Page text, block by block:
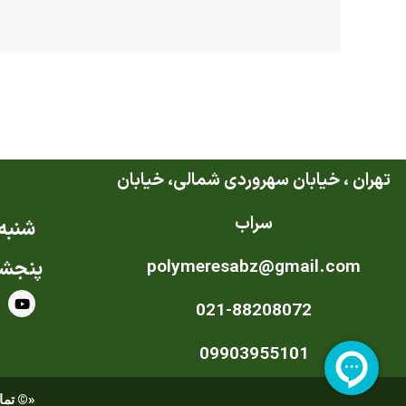
تهران ، خیابان سهروردی شمالی، خیابان
سراب
polymeresabz@gmail.com
021-88208072
09903955101
شنبه
Y
o
u
e
«©